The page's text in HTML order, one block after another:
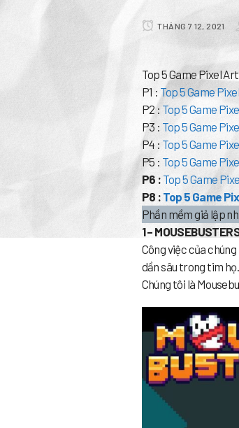
THÁNG 7 12, 2021
Top 5 Game Pixel
P1 : Top 5 Game Pixel
P2 : Top 5 Game
P3 : Top 5 Game
P4 : Top 5 Game
P5 : Top 5 Game
P6 : Top 5 Game
P8 : Top 5 Game
Phần mềm giả lập
1 –
Công việc của
dần sâu trong tim họ.
Chúng tôi là